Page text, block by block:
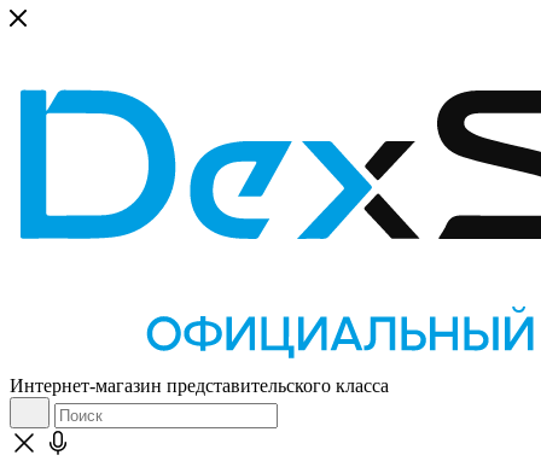
Интернет-магазин представительского класса